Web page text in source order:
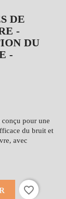
DE
-
DU
-
conçu pour une
du bruit et
avec
favorite_border